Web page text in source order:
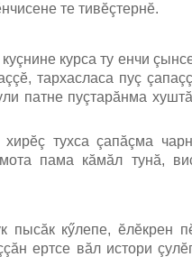
те тивĕçтернĕ.
курса ту енчи
тархасласа пуç
патне пуçтарăнма
тухса çапăçма
пама кăмăл тунă,
пысăк кӳлепе, ĕлĕкрен
ертсе вăл истори